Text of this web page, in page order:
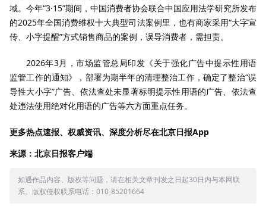
域。今年“3·15”期间，中国消费者协会联合中国应用法学研究所发布
的2025年全国消费维权十大典型司法案例里，也有商家采用“大字宣
传、小字提醒”方式销售商品的案例，误导消费者，需担责。
2026年3月，市场监管总局印发《关于强化广告中提示性用语
监管工作的通知》，部署为期半年的清理整治工作，确定了整治“误
导性大小字”广告、依法查处未显著标明提示性用语的广告、依法查
处违法使用绝对化用语的广告等六方面重点任务。
更多热点速报、权威资讯、深度分析尽在北京日报App
来源：北京日报客户端
如遇作品内容、版权等问题，请在相关文章刊发之日起30日内与本网联
系。版权侵权联系电话：010-85201664